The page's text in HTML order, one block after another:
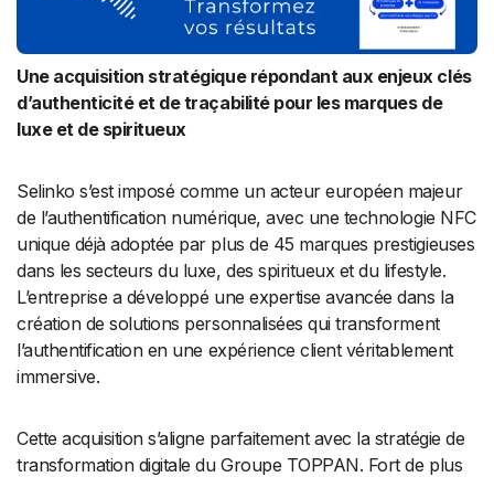
Une acquisition stratégique répondant aux enjeux clés
d’authenticité et de traçabilité pour les marques de
luxe et de spiritueux
Selinko s’est imposé comme un acteur européen majeur
de l’authentification numérique, avec une technologie NFC
unique déjà adoptée par plus de 45 marques prestigieuses
dans les secteurs du luxe, des spiritueux et du lifestyle.
L’entreprise a développé une expertise avancée dans la
création de solutions personnalisées qui transforment
l’authentification en une expérience client véritablement
immersive.
Cette acquisition s’aligne parfaitement avec la stratégie de
transformation digitale du Groupe TOPPAN. Fort de plus